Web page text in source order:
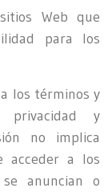
Web que
para los
los términos y
y
no implica
acceder a los
anuncian o